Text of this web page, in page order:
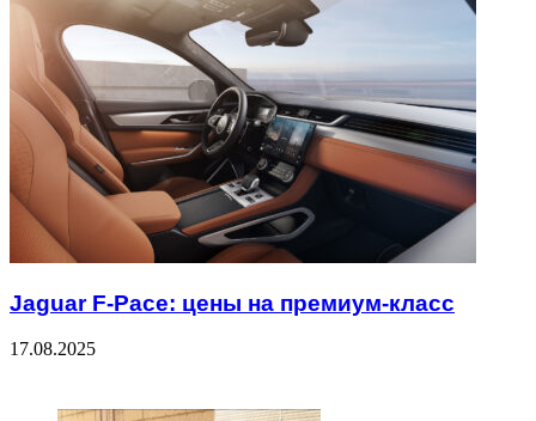
Jaguar F-Pace: цены на премиум-класс
17.08.2025